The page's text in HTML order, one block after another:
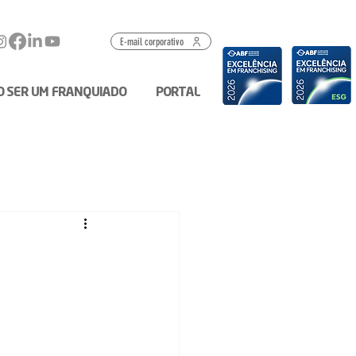
E-mail corporativo
SER UM FRANQUIADO PORTAL